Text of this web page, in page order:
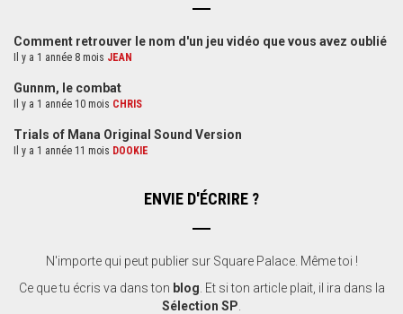
Comment retrouver le nom d'un jeu vidéo que vous avez oublié
Il y a 1 année 8 mois JEAN
Gunnm, le combat
Il y a 1 année 10 mois CHRIS
Trials of Mana Original Sound Version
Il y a 1 année 11 mois DOOKIE
ENVIE D'ÉCRIRE ?
N'importe qui peut publier sur Square Palace. Même toi !
Ce que tu écris va dans ton blog . Et si ton article plait, il ira dans la
Sélection SP